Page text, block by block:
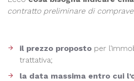
contratto preliminare di
il prezzo proposto per
trattativa;
la data massima entro cui